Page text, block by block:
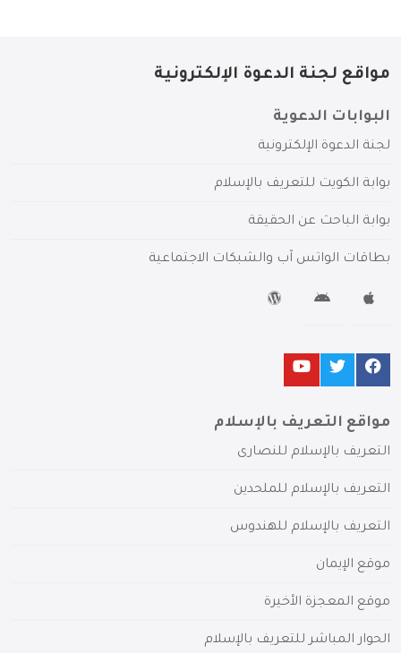
مواقع لجنة الدعوة الإلكترونية
البوابات الدعوية
لجنة الدعوة الإلكترونية
بوابة الكويت للتعريف بالإسلام
بوابة الباحث عن الحقيقة
بطاقات الواتس آب والشبكات الاجتماعية
مواقع التعريف بالإسلام
التعريف بالإسلام للنصارى
التعريف بالإسلام للملحدين
التعريف بالإسلام للهندوس
موقع الإيمان
موقع المعجزة الأخيرة
الحوار المباشر للتعريف بالإسلام